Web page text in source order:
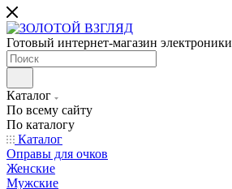
Готовый интернет-магазин электроники
Каталог
По всему сайту
По каталогу
Каталог
Оправы для очков
Женские
Мужские